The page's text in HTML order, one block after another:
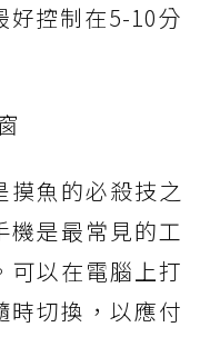
好控制在5-10分
摸魚的必殺技之
機是最常見的工
可以在電腦上打
時切換，以應付